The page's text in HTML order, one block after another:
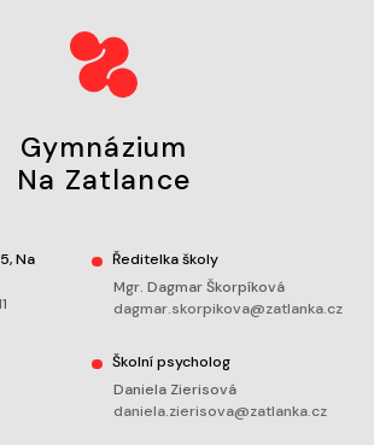
Gymnázium
Na Zatlance
Na
Ředitelka školy
Mgr. Dagmar Škorpíková
dagmar.skorpikova@zatlanka.cz
Školní psycholog
Daniela Zierisová
daniela.zierisova@zatlanka.cz